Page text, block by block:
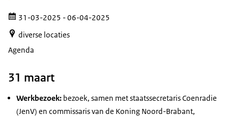
31-03-2025 - 06-04-2025
diverse locaties
Agenda
31 maart
Werkbezoek: bezoek, samen met staatssecretaris Coenradie
(JenV) en commissaris van de Koning Noord-Brabant,